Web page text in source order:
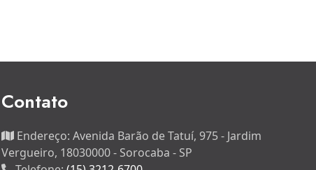
Contato
Endereço: Avenida Barão de Tatuí, 975 - Jardim
Vergueiro, 18030000 - Sorocaba - SP